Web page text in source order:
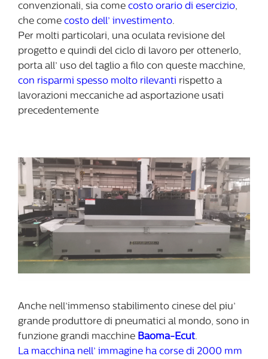
convenzionali, sia come costo orario di esercizio,
che come costo dell’ investimento.
Per molti particolari, una oculata revisione del
progetto e quindi del ciclo di lavoro per ottenerlo,
porta all’ uso del taglio a filo con queste macchine,
con risparmi spesso molto rilevanti rispetto a
lavorazioni meccaniche ad asportazione usati
precedentemente
Anche nell’immenso stabilimento cinese del piu’
grande produttore di pneumatici al mondo, sono in
funzione grandi macchine Baoma-Ecut.
La macchina nell’ immagine ha corse di 2000 mm